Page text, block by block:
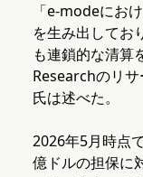
「e-modeにお
を生み出してお
も連鎖的な清算
Researchのリ
氏は述べた。
2026年5月時点
億ドルの担保に